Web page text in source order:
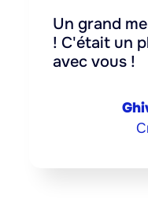
Un grand
! C'était un
avec vous !